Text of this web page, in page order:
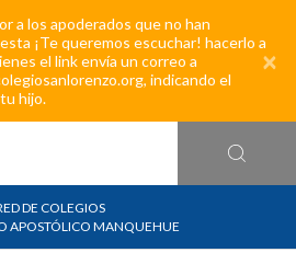
a los apoderados que no han
¡Te queremos escuchar! hacerlo a
el link envía un correo a
indicando el
hijo.
×
DE COLEGIOS
APOSTÓLICO MANQUEHUE